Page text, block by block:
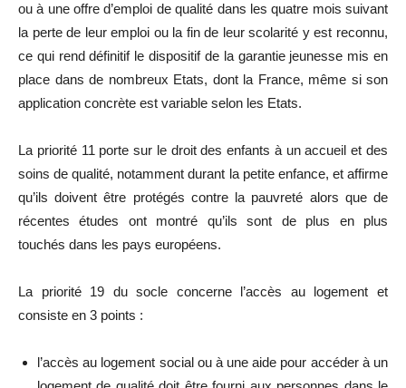
ou à une offre d’emploi de qualité dans les quatre mois suivant
la perte de leur emploi ou la fin de leur scolarité y est reconnu,
ce qui rend définitif le dispositif de la garantie jeunesse mis en
place dans de nombreux Etats, dont la France, même si son
application concrète est variable selon les Etats.
La priorité 11 porte sur le droit des enfants à un accueil et des
soins de qualité, notamment durant la petite enfance, et affirme
qu’ils doivent être protégés contre la pauvreté alors que de
récentes études ont montré qu’ils sont de plus en plus
touchés dans les pays européens.
La priorité 19 du socle concerne l’accès au logement et
consiste en 3 points :
l’accès au logement social ou à une aide pour accéder à un